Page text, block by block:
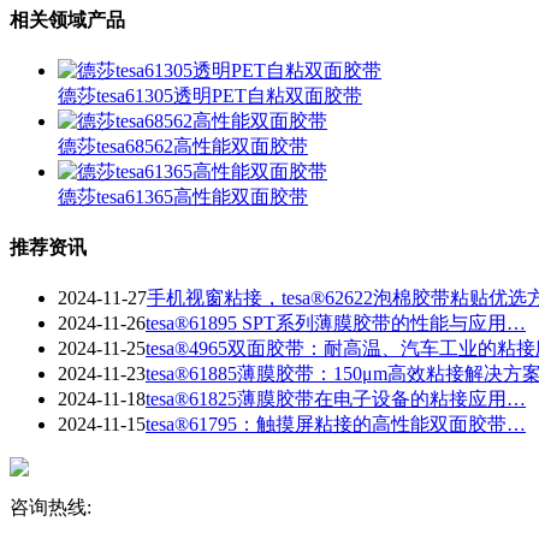
相关领域产品
德莎tesa61305透明PET自粘双面胶带
德莎tesa68562高性能双面胶带
德莎tesa61365高性能双面胶带
推荐资讯
2024-11-27手机视窗粘接，tesa®62622泡棉胶带粘贴优选
2024-11-26tesa®61895 SPT系列薄膜胶带的性能与应用…
2024-11-25tesa®4965双面胶带：耐高温、汽车工业的粘
2024-11-23​tesa®61885薄膜胶带：150μm高效粘接解决方
2024-11-18tesa®61825薄膜胶带在电子设备的粘接应用…
2024-11-15tesa®61795：触摸屏粘接的高性能双面胶带…
咨询热线: